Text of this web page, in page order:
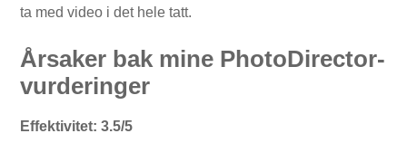
ta med video i det hele tatt.
Årsaker bak mine PhotoDirector-
vurderinger
Effektivitet: 3.5/5